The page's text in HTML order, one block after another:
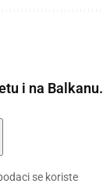
i na Balkanu.
se koriste